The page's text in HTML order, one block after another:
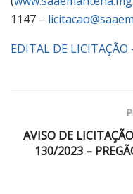
1147 –
EDITAL DE LICITAÇÃO
AVISO DE
130/2023 –